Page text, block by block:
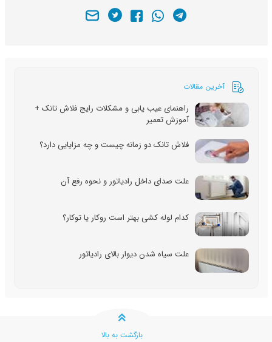
آخرین مقالات
راهنمای عیب یابی و مشکلات رایج فلاش تانک +
آموزش تعمیر
فلاش تانک دو زمانه چیست و چه مزایایی دارد؟
علت صدای داخل رادیاتور و نحوه رفع آن
کدام لوله کشی بهتر است روکار یا توکار؟
علت سیاه شدن دیوار بالای رادیاتور
بازگشت به بالا